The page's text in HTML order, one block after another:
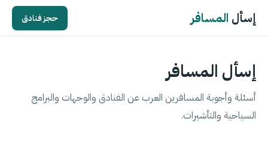
إسأل المسافر حجز فنادق
إسأل المسافر
أسئلة وأجوبة المسافرين العرب عن الفنادق والوجهات والبرامج
السياحية والتأشيرات.